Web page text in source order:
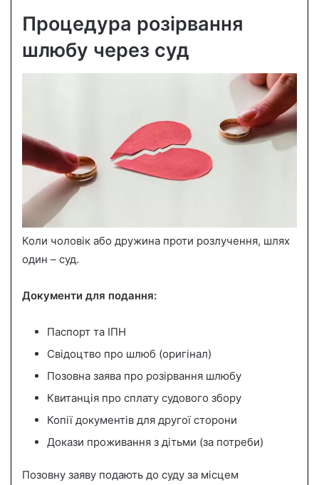
Процедура розірвання
шлюбу через суд
Коли чоловік або дружина проти розлучення, шлях
один – суд.
Документи для подання:
Паспорт та ІПН
Свідоцтво про шлюб (оригінал)
Позовна заява про розірвання шлюбу
Квитанція про сплату судового збору
Копії документів для другої сторони
Докази проживання з дітьми (за потреби)
Позовну заяву подають до суду за місцем